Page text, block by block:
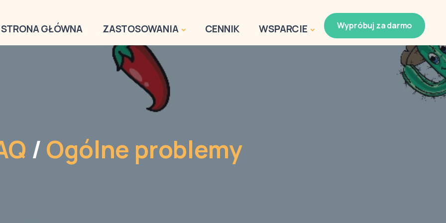
STRONA GŁÓWNA ZASTOSOWANIA CENNIK WSPARCIE Wypróbuj za darmo
/ Ogólne problemy